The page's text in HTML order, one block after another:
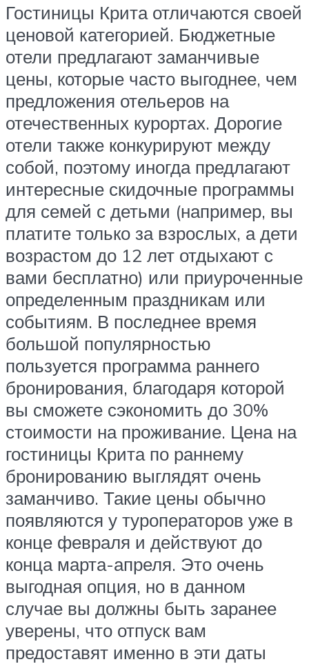
Гостиницы Крита отличаются своей
ценовой категорией. Бюджетные
отели предлагают заманчивые
цены, которые часто выгоднее, чем
предложения отельеров на
отечественных курортах. Дорогие
отели также конкурируют между
собой, поэтому иногда предлагают
интересные скидочные программы
для семей с детьми (например, вы
платите только за взрослых, а дети
возрастом до 12 лет отдыхают с
вами бесплатно) или приуроченные
определенным праздникам или
событиям. В последнее время
большой популярностью
пользуется программа раннего
бронирования, благодаря которой
вы сможете сэкономить до 30%
стоимости на проживание. Цена на
гостиницы Крита по раннему
бронированию выглядят очень
заманчиво. Такие цены обычно
появляются у туроператоров уже в
конце февраля и действуют до
конца марта-апреля. Это очень
выгодная опция, но в данном
случае вы должны быть заранее
уверены, что отпуск вам
предоставят именно в эти даты